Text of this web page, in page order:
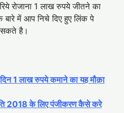
रोजाना 1 लाख रुपये जीतने का
बारे में आप निचे दिए हुए लिंक पे
सकते है।
1 लाख रुपये कमाने का यह मौक़ा
2018 के लिए पंजीकरण कैसे करे